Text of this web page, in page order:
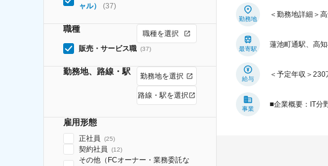
ャル）
(37)
職種
職種を選択
販売・サービス職 (37)
勤務地、路線・駅 勤務地を選択
路線・駅を選択
雇用形態
正社員 (25)
契約社員 (12)
その他（FCオーナー・業務委託な
勤務地
＜勤務地詳細＞
最寄駅
蓮池町通駅、高
給与
＜予定年収＞
事業
■企業概要：IT分